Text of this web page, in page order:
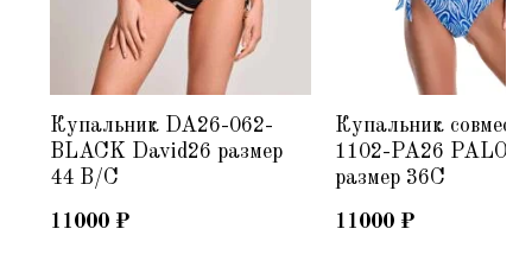
Купальник DA26-062-
BLACK David26 размер
44 B/C
11000 ₽
Купальник
1102-PA26
размер 36C
11000 ₽